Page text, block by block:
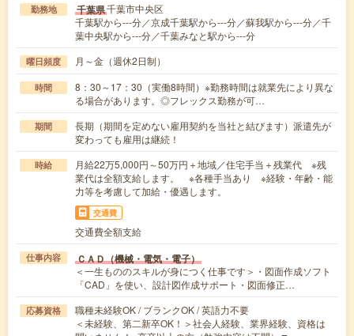
勤務地 千葉県千葉市中央区
千葉駅から---分／京成千葉駅から---分／蘇我駅から---分／千
葉中央駅から---分／千葉みなと駅から---分
曜日頻度 月～金（週休2日制）
時間
8：30～17：30（実働8時間）※勤務時間は就業先により異な
る場合があります。◎フレックス勤務が可…
期間
長期（期間を定めない雇用契約を当社と結びます）派遣先が
変わっても雇用は継続！
時給
月給22万5,000円～50万円＋地域／住宅手当＋残業代 ※残
業代は全額支給します。 ※各種手当あり ※経験・年齢・能
力等を考慮して加給・優遇します。
交通費
交通費全額支給
仕事内容 ＣＡＤ（機械・電気・電子）
＜一生もののスキルが身につく仕事です＞・図面作成ソフト
「CAD」を使い、設計図作成サポート・図面修正…
応募資格
職種未経験OK / ブランクOK / 英語力不要
＜未経験、第二新卒OK！＞社会人経験、業界経験、資格は